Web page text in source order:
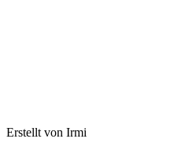
Erstellt von Irmi